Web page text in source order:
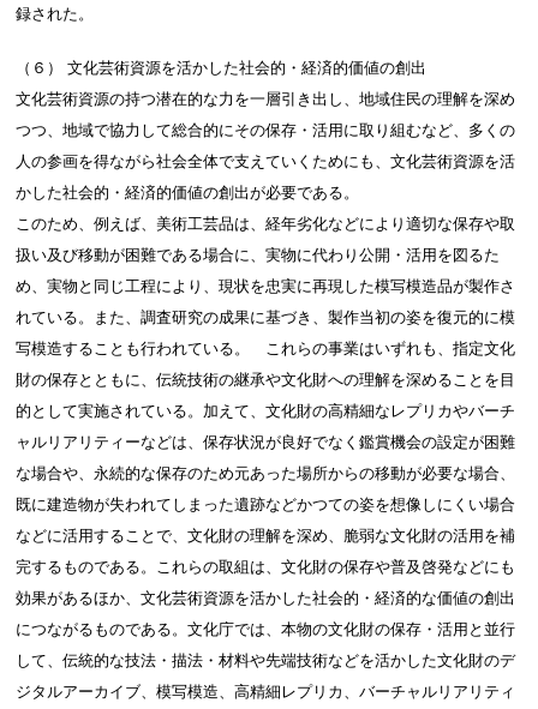
録された。
（６） 文化芸術資源を活かした社会的・経済的価値の創出
文化芸術資源の持つ潜在的な力を一層引き出し、地域住民の理解を深め
つつ、地域で協力して総合的にその保存・活用に取り組むなど、多くの
人の参画を得ながら社会全体で支えていくためにも、文化芸術資源を活
かした社会的・経済的価値の創出が必要である。
このため、例えば、美術工芸品は、経年劣化などにより適切な保存や取
扱い及び移動が困難である場合に、実物に代わり公開・活用を図るた
め、実物と同じ工程により、現状を忠実に再現した模写模造品が製作さ
れている。また、調査研究の成果に基づき、製作当初の姿を復元的に模
写模造することも行われている。 これらの事業はいずれも、指定文化
財の保存とともに、伝統技術の継承や文化財への理解を深めることを目
的として実施されている。加えて、文化財の高精細なレプリカやバーチ
ャルリアリティーなどは、保存状況が良好でなく鑑賞機会の設定が困難
な場合や、永続的な保存のため元あった場所からの移動が必要な場合、
既に建造物が失われてしまった遺跡などかつての姿を想像しにくい場合
などに活用することで、文化財の理解を深め、脆弱な文化財の活用を補
完するものである。これらの取組は、文化財の保存や普及啓発などにも
効果があるほか、文化芸術資源を活かした社会的・経済的な価値の創出
につながるものである。文化庁では、本物の文化財の保存・活用と並行
して、伝統的な技法・描法・材料や先端技術などを活かした文化財のデ
ジタルアーカイブ、模写模造、高精細レプリカ、バーチャルリアリティ